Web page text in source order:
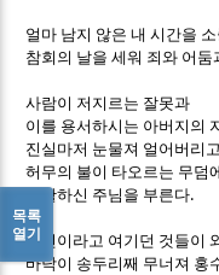
얼마 남지 않은 내 시간을
참회의 날을 세워 죄와 어둠
사람이 저지르는 잘못과
이를 용서하시는 아버지의
진실마저 눈물져 얼어버리고
허무의 불이 타오르는 무덤
부활하신 주님을 부른다.
최선이라고 여기던 것들이
바닥이 송두리째 무너져 홍
목록
열기